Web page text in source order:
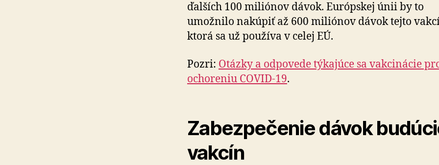
ďalších 100 miliónov dávok. Európskej únii by to
umožnilo nakúpiť až 600 miliónov dávok tejto
ktorá sa už používa v celej EÚ.
Pozri: Otázky a odpovede týkajúce sa vakcinácie
ochoreniu COVID-19.
Zabezpečenie dávok
vakcín